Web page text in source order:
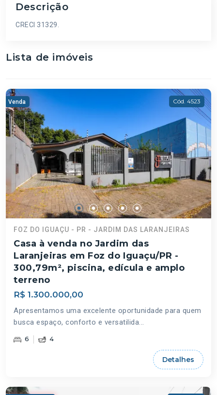
Descrição
CRECI 31329.
Lista de imóveis
Venda Cód. 4523
FOZ DO IGUAÇU - PR - JARDIM DAS LARANJEIRAS
Casa à venda no Jardim das
Laranjeiras em Foz do Iguaçu/PR -
300,79m², piscina, edícula e amplo
terreno
R$ 1.300.000,00
Apresentamos uma excelente oportunidade para quem
busca espaço, conforto e versatilida...
6 4
Detalhes